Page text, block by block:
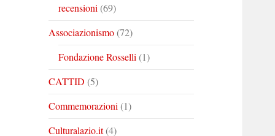
recensioni (69)
Associazionismo(72)
Fondazione Rosselli (1)
CATTID (5)
Commemorazioni (1)
Culturalazio.it(4)